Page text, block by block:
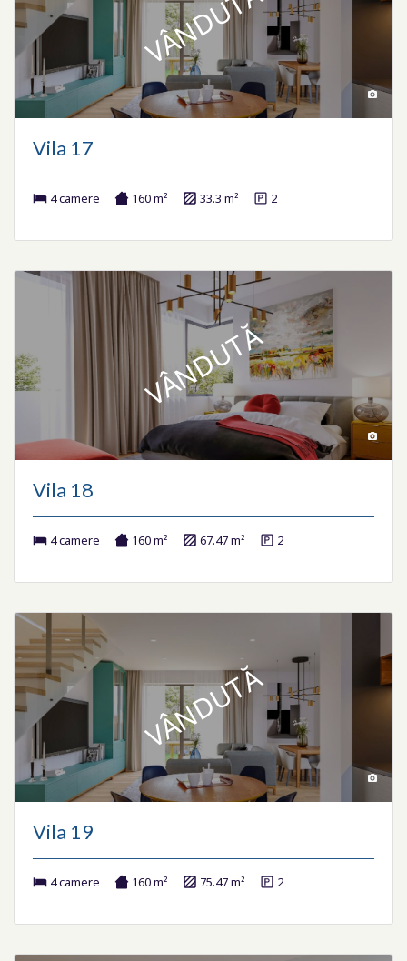
VÂNDUTĂ
Vila 17
4 camere 160 m² 33.3 m² 2
VÂNDUTĂ
Vila 18
4 camere 160 m² 67.47 m² 2
VÂNDUTĂ
Vila 19
4 camere 160 m² 75.47 m² 2